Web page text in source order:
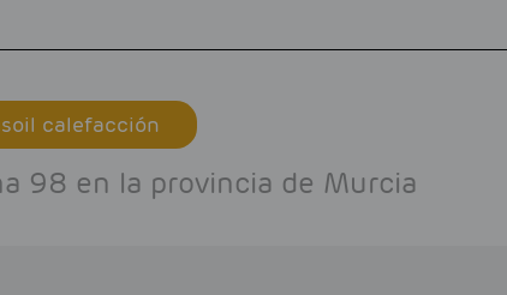
calefacción
98 en la provincia de Murcia